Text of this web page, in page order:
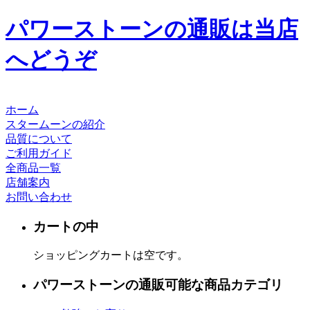
パワーストーンの通販は当店
へどうぞ
ホーム
スタームーンの紹介
品質について
ご利用ガイド
全商品一覧
店舗案内
お問い合わせ
カートの中
ショッピングカートは空です。
パワーストーンの通販可能な商品カテゴリ